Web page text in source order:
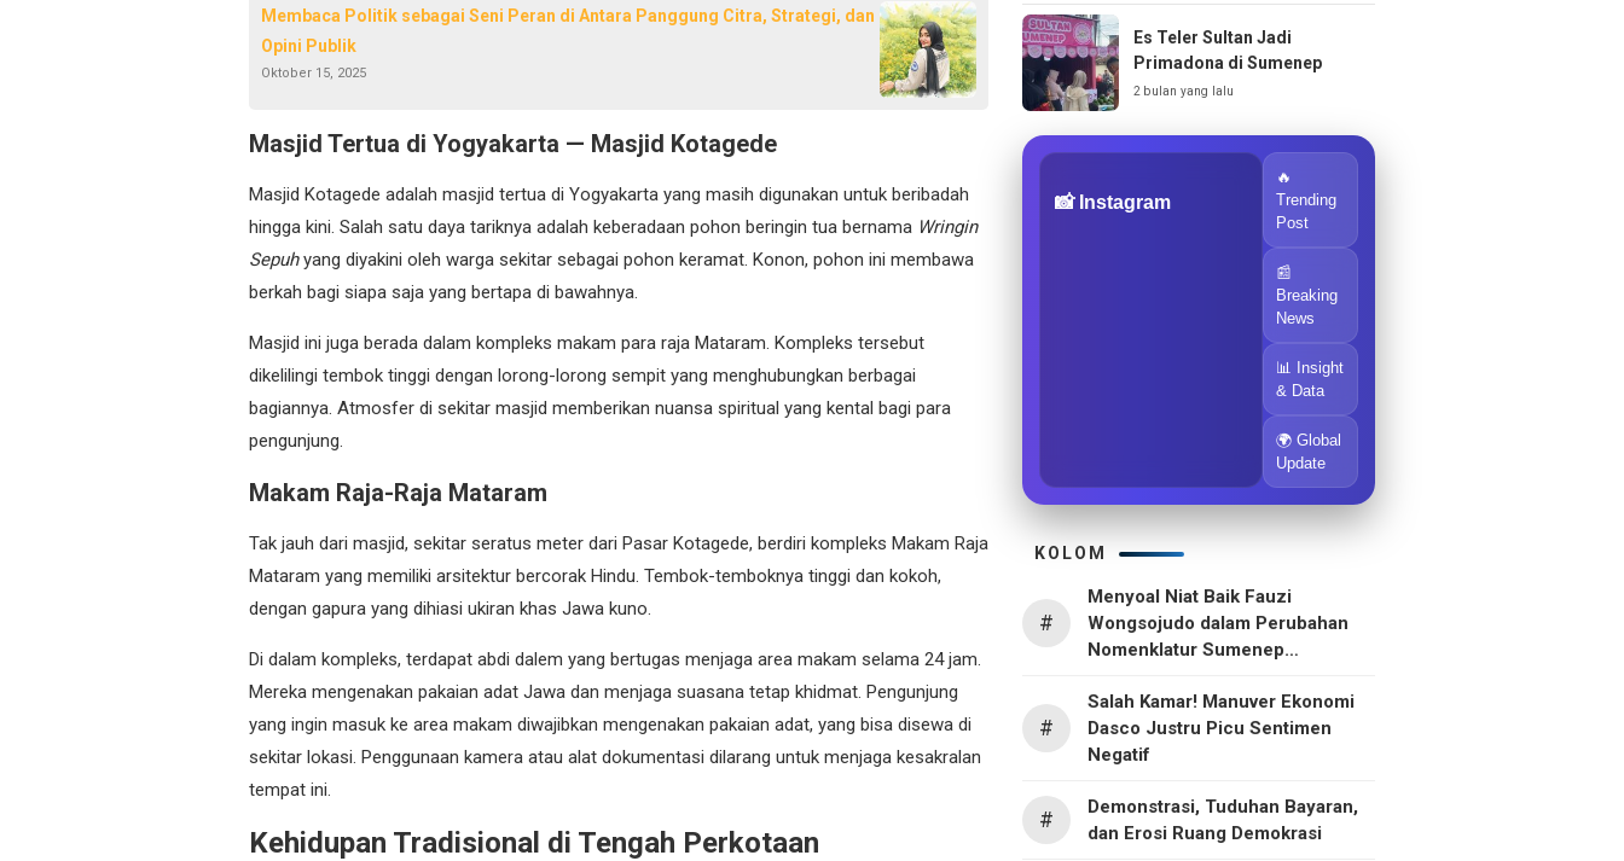
Membaca Politik sebagai Seni Peran di Antara Panggung Citra, Strategi, dan
Opini Publik
Oktober 15, 2025
Masjid Tertua di Yogyakarta — Masjid Kotagede
Masjid Kotagede adalah masjid tertua di Yogyakarta yang masih digunakan untuk beribadah
hingga kini. Salah satu daya tariknya adalah keberadaan pohon beringin tua bernama Wringin
Sepuhyang diyakini oleh warga sekitar sebagai pohon keramat. Konon, pohon ini membawa
berkah bagi siapa saja yang bertapa di bawahnya.
Masjid ini juga berada dalam kompleks makam para raja Mataram. Kompleks tersebut
dikelilingi tembok tinggi dengan lorong-lorong sempit yang menghubungkan berbagai
bagiannya. Atmosfer di sekitar masjid memberikan nuansa spiritual yang kental bagi para
pengunjung.
Makam Raja-Raja Mataram
Tak jauh dari masjid, sekitar seratus meter dari Pasar Kotagede, berdiri kompleks Makam Raja
Mataram yang memiliki arsitektur bercorak Hindu. Tembok-temboknya tinggi dan kokoh,
dengan gapura yang dihiasi ukiran khas Jawa kuno.
Di dalam kompleks, terdapat abdi dalem yang bertugas menjaga area makam selama 24 jam.
Mereka mengenakan pakaian adat Jawa dan menjaga suasana tetap khidmat. Pengunjung
yang ingin masuk ke area makam diwajibkan mengenakan pakaian adat, yang bisa disewa di
sekitar lokasi. Penggunaan kamera atau alat dokumentasi dilarang untuk menjaga kesakralan
tempat ini.
Kehidupan Tradisional di Tengah Perkotaan
Es Teler Sultan Jadi
Primadona di Sumenep
2 bulan yang lalu
📸 Instagram
🔥
Trending
Post
📰
Breaking
News
📊 Insight
& Data
🌍 Global
Update
KOLOM
#
Menyoal Niat Baik Fauzi
Wongsojudo dalam Perubahan
Nomenklatur Sumenep
#
Salah Kamar! Manuver Ekonomi
Dasco Justru Picu Sentimen
Negatif
#
Demonstrasi, Tuduhan Bayaran,
dan Erosi Ruang Demokrasi